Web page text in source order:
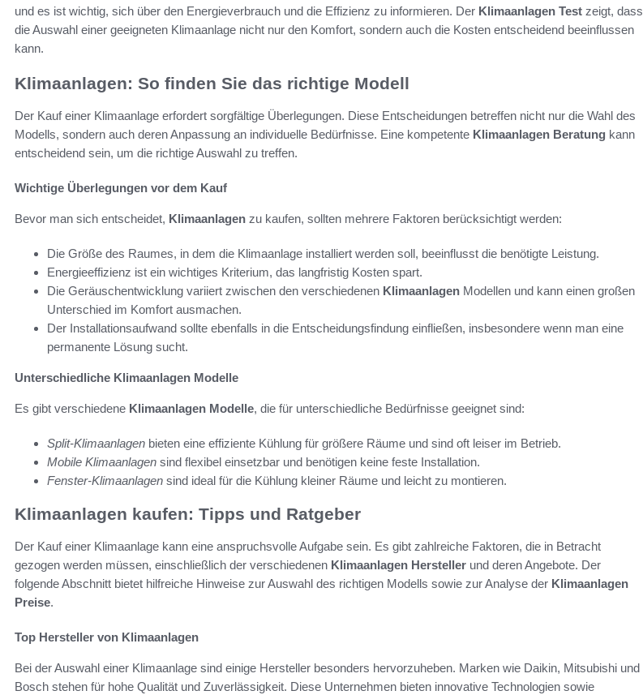
und es ist wichtig, sich über den Energieverbrauch und die Effizienz zu informieren. Der Klimaanlagen Test zeigt, dass
die Auswahl einer geeigneten Klimaanlage nicht nur den Komfort, sondern auch die Kosten entscheidend beeinflussen
kann.
Klimaanlagen: So finden Sie das richtige Modell
Der Kauf einer Klimaanlage erfordert sorgfältige Überlegungen. Diese Entscheidungen betreffen nicht nur die Wahl des
Modells, sondern auch deren Anpassung an individuelle Bedürfnisse. Eine kompetente Klimaanlagen Beratung kann
entscheidend sein, um die richtige Auswahl zu treffen.
Wichtige Überlegungen vor dem Kauf
Bevor man sich entscheidet, Klimaanlagen zu kaufen, sollten mehrere Faktoren berücksichtigt werden:
Die Größe des Raumes, in dem die Klimaanlage installiert werden soll, beeinflusst die benötigte Leistung.
Energieeffizienz ist ein wichtiges Kriterium, das langfristig Kosten spart.
Die Geräuschentwicklung variiert zwischen den verschiedenen Klimaanlagen Modellen und kann einen großen
Unterschied im Komfort ausmachen.
Der Installationsaufwand sollte ebenfalls in die Entscheidungsfindung einfließen, insbesondere wenn man eine
permanente Lösung sucht.
Unterschiedliche Klimaanlagen Modelle
Es gibt verschiedene Klimaanlagen Modelle, die für unterschiedliche Bedürfnisse geeignet sind:
Split-Klimaanlagen bieten eine effiziente Kühlung für größere Räume und sind oft leiser im Betrieb.
Mobile Klimaanlagen sind flexibel einsetzbar und benötigen keine feste Installation.
Fenster-Klimaanlagen sind ideal für die Kühlung kleiner Räume und leicht zu montieren.
Klimaanlagen kaufen: Tipps und Ratgeber
Der Kauf einer Klimaanlage kann eine anspruchsvolle Aufgabe sein. Es gibt zahlreiche Faktoren, die in Betracht
gezogen werden müssen, einschließlich der verschiedenen Klimaanlagen Hersteller und deren Angebote. Der
folgende Abschnitt bietet hilfreiche Hinweise zur Auswahl des richtigen Modells sowie zur Analyse der Klimaanlagen
Preise.
Top Hersteller von Klimaanlagen
Bei der Auswahl einer Klimaanlage sind einige Hersteller besonders hervorzuheben. Marken wie Daikin, Mitsubishi und
Bosch stehen für hohe Qualität und Zuverlässigkeit. Diese Unternehmen bieten innovative Technologien sowie